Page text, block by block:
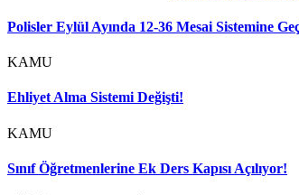
Polisler Eylül Ayında 12-36 Mesai Sistemine
KAMU
Ehliyet Alma Sistemi Değişti!
KAMU
Sınıf Öğretmenlerine Ek Ders Kapısı Açılıyor!